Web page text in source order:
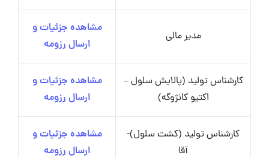
مدیر مالی
مشاهده جزئیات و
ارسال رزومه
کارشناس تولید (پالایش سلول –
اکتیو کانژوگه)
مشاهده جزئیات و
ارسال رزومه
کارشناس تولید (کشت سلول)-
آقا
مشاهده جزئیات و
ارسال رزومه